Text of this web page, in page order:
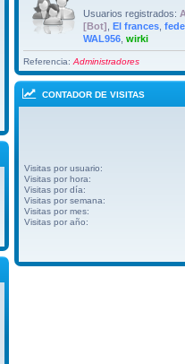
Usuarios registrados:
[Bot] El frances
WAL956 wirki
Referencia: Administradores
CONTADOR DE VISITAS
Visitas por usuario:
Visitas por hora:
Visitas por día:
Visitas por semana:
Visitas por mes:
Visitas por año: